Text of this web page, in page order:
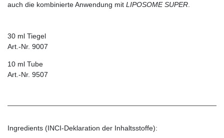
auch die kombinierte Anwendung mit LIPOSOME SUPER.
30 ml Tiegel
Art.-Nr. 9007
10 ml Tube
Art.-Nr. 9507
Ingredients (INCI-Deklaration der Inhaltsstoffe):